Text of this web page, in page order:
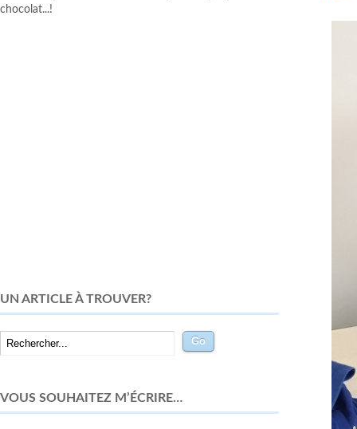
chocolat...!
UN ARTICLE À TROUVER?
VOUS SOUHAITEZ M’ÉCRIRE…